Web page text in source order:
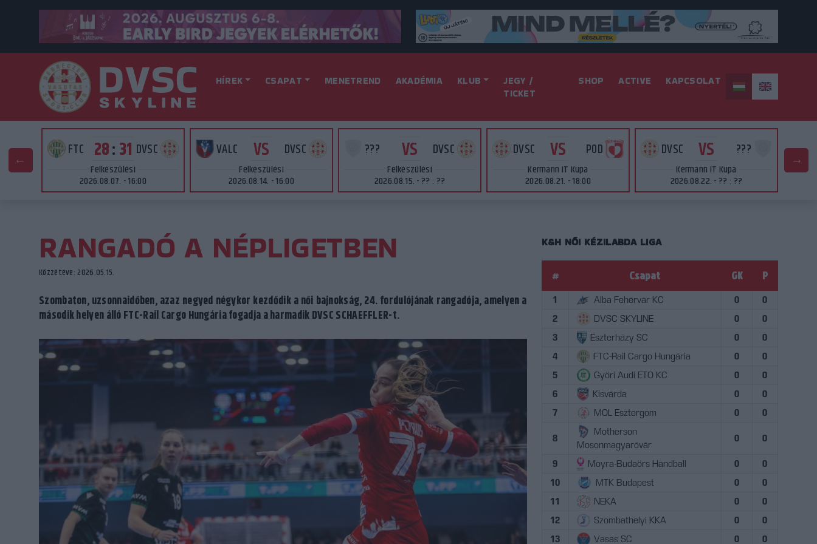
HÍREK CSAPAT MENETREND AKADÉMIA KLUB
JEGY /
TICKET
SHOP ACTIVE KAPCSOLAT
FTC 28:31 DVSC
Felkészülési
2026.08.07. - 16:00
VALC VS DVSC
Felkészülési
2026.08.14. - 16:00
??? VS DVSC
Felkészülési
2026.08.15. - ?? : ??
DVSC VS POD
Kermann IT Kupa
2026.08.21. - 18:00
DVSC VS ???
Kermann IT Kupa
2026.08.22. - ?? : ??
RANGADÓ A NÉPLIGETBEN
Közzétéve: 2026.05.15.
Szombaton, uzsonnaidőben, azaz negyed négykor kezdődik a női bajnokság, 24. fordulójának rangadója, amelyen a
második helyen álló FTC-Rail Cargo Hungária fogadja a harmadik DVSC SCHAEFFLER-t.
K&H NŐI KÉZILABDA LIGA
# Csapat GK P
1 Alba Fehérvár KC 0
0
2
DVSC SKYLINE 0
0
3
Eszterházy SC 0
0
4
FTC-Rail Cargo Hungária 0
0
5
Győri Audi ETO KC 0
0
6
Kisvárda 0
0
7
MOL Esztergom 0 0
8
Motherson
Mosonmagyaróvár
0 0
9 Moyra-Budaörs Handball 0
0
10
MTK Budapest 0
0
11
NEKA 0
0
12
Szombathelyi KKA 0
0
13
Vasas SC 0
0